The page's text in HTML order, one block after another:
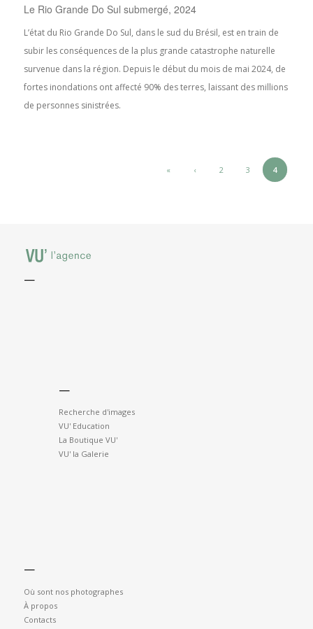
Le Rio Grande Do Sul submergé, 2024
L’état du Rio Grande Do Sul, dans le sud du Brésil, est en train de
subir les conséquences de la plus grande catastrophe naturelle
survenue dans la région. Depuis le début du mois de mai 2024, de
fortes inondations ont affecté 90% des terres, laissant des millions
de personnes sinistrées.
« ‹ 2 3 4
—
—
Recherche d'images
VU' Education
La Boutique VU'
VU' la Galerie
—
Où sont nos photographes
À propos
Contacts